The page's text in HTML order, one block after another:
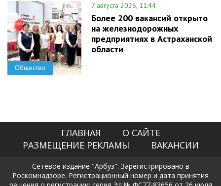
Общество
7 августа 2026, 11:44
Более 200 вакансий открыто
на железнодорожных
предприятиях в Астраханской
области
ГЛАВНАЯ
О САЙТЕ
РАЗМЕЩЕНИЕ РЕКЛАМЫ
ВАКАНСИИ
Сетевое издание "Арбуз". Зарегистрировано в
Роскомнадзоре. Регистрационный номер и дата принятия